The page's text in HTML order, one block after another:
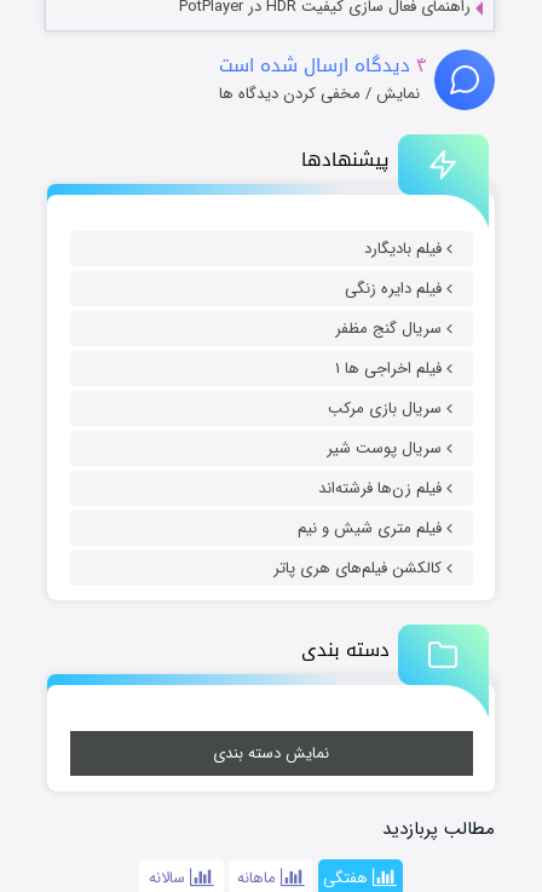
پیشنهادها
فیلم بادیگارد
فیلم دایره زنگی
سریال گنج مظفر
فیلم اخراجی ها ۱
سریال بازی مرکب
سریال پوست شیر
فیلم زن‌ها فرشته‌اند
فیلم متری شیش و نیم
کالکشن فیلم‌های هری پاتر
دسته بندی
نمایش دسته بندی
مطالب پربازدید
هفتگی ماهانه سالانه
راهنمای فعال سازی کیفیت HDR در PotPlayer
۴ دیدگاه ارسال شده است
نمایش / مخفی کردن دیدگاه ها